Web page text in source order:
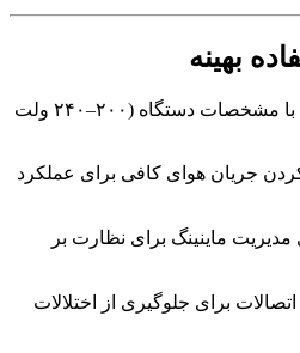
بهینه
تأمین برق پایدار مطابق با مشخصات دستگاه (۲۰۰–۲۴۰ ولت
جریان هوای کافی برای عملکرد
مدیریت ماینینگ برای نظارت بر
برای جلوگیری از اختلالات